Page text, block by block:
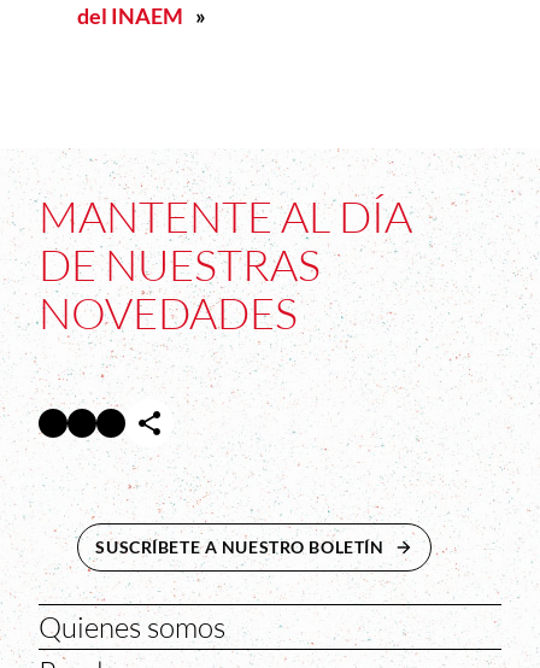
del INAEM »
MANTENTE AL DÍA
DE NUESTRAS
NOVEDADES
Facebook Abre en nueva ventana
Twitter Abre en nueva ventana
InstagramAbre en nueva ventana
SUSCRÍBETE A NUESTRO BOLETÍN ABRE EN NUEVA
Quienes somos